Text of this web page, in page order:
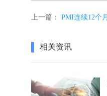
上一篇： PMI连续12个
相关资讯